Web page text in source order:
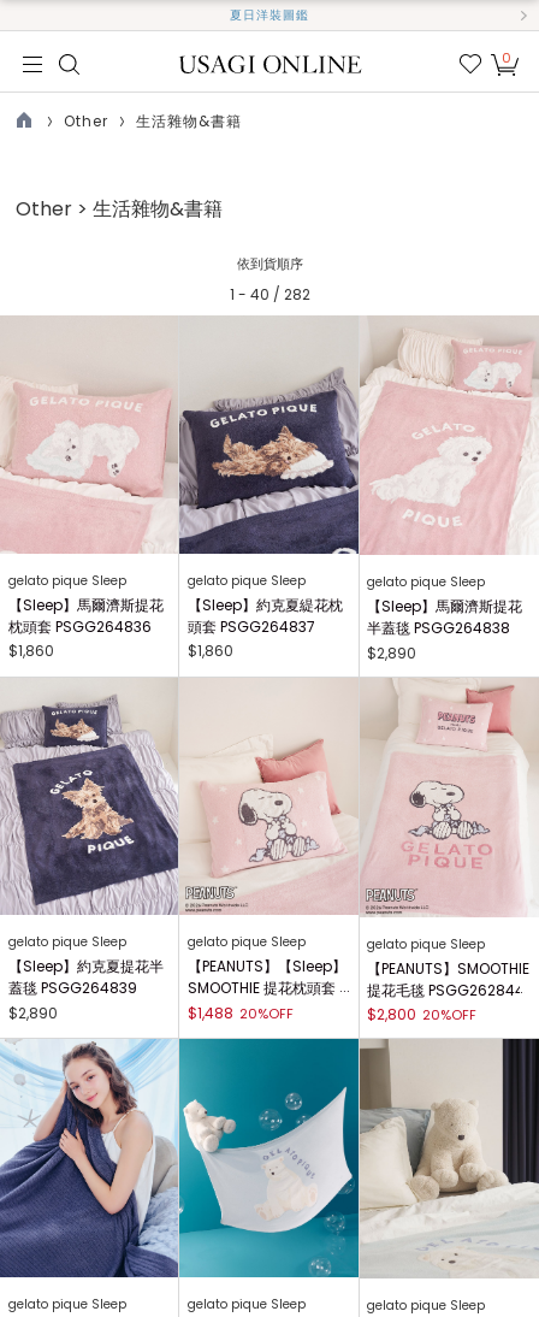
夏日洋裝圖鑑
我的
0
Other 生活雜物&書籍
Other > 生活雜物&書籍
依到貨順序
1 - 40 / 282
gelato pique Sleep
【Sleep】馬爾濟斯提花
枕頭套 PSGG264836
$1,860
gelato pique Sleep
【Sleep】約克夏緹花枕
頭套 PSGG264837
$1,860
gelato pique Sleep
【Sleep】馬爾濟斯提花
半蓋毯 PSGG264838
$2,890
gelato pique Sleep
【Sleep】約克夏提花半
蓋毯 PSGG264839
$2,890
gelato pique Sleep
【PEANUTS】【Sleep】
SMOOTHIE 提花枕頭套 P
SGG262843
$1,488 20%OFF
gelato pique Sleep
【PEANUTS】SMOOTHIE
提花毛毯 PSGG262844
$2,800 20%OFF
gelato pique Sleep gelato pique Sleep gelato pique Sleep